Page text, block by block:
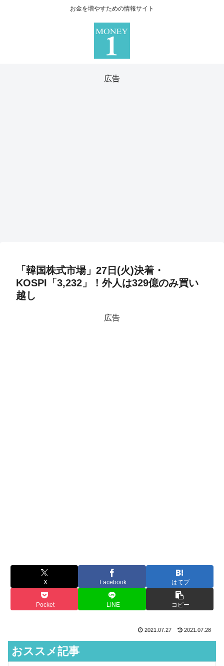
お金を増やすための情報サイト
広告
「韓国株式市場」27日(火)決着・
KOSPI「3,232」！外人は329億のみ買い
越し
広告
X Facebook はてブ
Pocket LINE コピー
2021.07.27 2021.07.28
おススメ記事